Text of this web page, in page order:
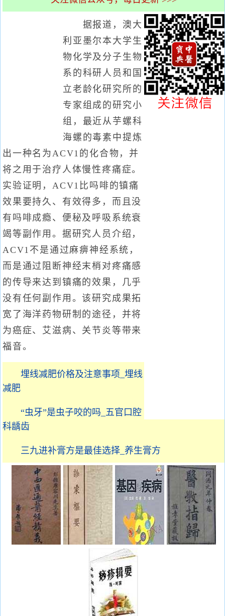
据报道，澳大
利亚墨尔本大学生
物化学及分子生物
系的科研人员和国
立老龄化研究所的
专家组成的研究小
组，最近从芋螺科
海螺的毒素中提炼
出一种名为ACV1的化合物，并
将之用于治疗人体慢性疼痛症。
实验证明，ACV1比吗啡的镇痛
效果要持久、有效得多，而且没
有吗啡成瘾、便秘及呼吸系统衰
竭等副作用。据研究人员介绍，
ACV1不是通过麻痹神经系统，
而是通过阻断神经末梢对疼痛感
的传导来达到镇痛的效果，几乎
没有任何副作用。该研究成果拓
宽了海洋药物研制的途径，并将
为癌症、艾滋病、关节炎等带来
福音。
埋线减肥价格及注意事项_埋线
减肥
“虫牙”是虫子咬的吗_五官口腔
科龋齿
三九进补膏方是最佳选择_养生膏方